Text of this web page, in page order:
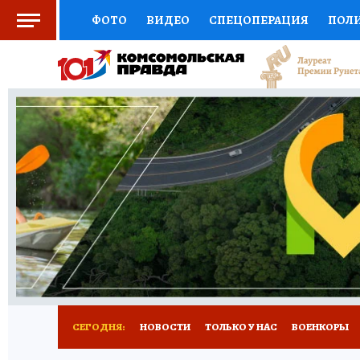
ФОТО ВИДЕО СПЕЦОПЕРАЦИЯ
СОЦПОДДЕРЖКА НАУКА СПЕЦПРОЕКТЫ
НАЦИОНАЛЬНЫЕ ПРОЕКТЫ РОССИИ
ЖЕНСКИЕ СЕКРЕТЫ ПУТЕВОДИТЕЛЬ
ДЕФИЦИТ ЖЕЛЕЗА ПРЕСС-ЦЕНТР
РЕКЛАМА ТЕСТЫ НОВОЕ НА САЙТЕ
СЕГОДНЯ: НОВОСТИ ТОЛЬКО У НАС ВОЕНКОРЫ